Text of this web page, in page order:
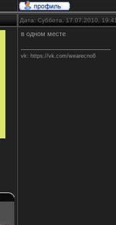
Дата: Суббота, 17.07.2010,
в одном месте
vk: https://vk.com/wearecno6